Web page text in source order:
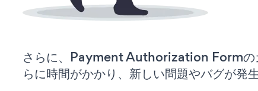
さらに、Payment Authorization Formの
らに時間がかかり、新しい問題やバグが発